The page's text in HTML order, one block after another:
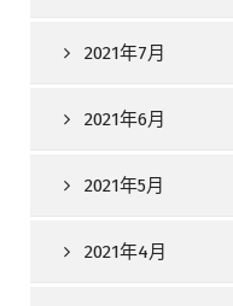
2021年7月
2021年6月
2021年5月
2021年4月